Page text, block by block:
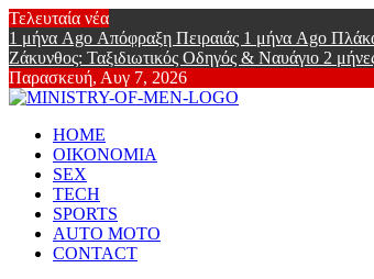
Skip
to
content
Τελευταία νέα
1 μήνα Ago Απόφραξη Πειραιάς 1 μήνα Ago
Ζάκυνθος: Ταξιδιωτικός Οδηγός & Ναυάγιο 2
Παρασκευή, Αυγ 7, 2026
Online Lifestyle περιοδικό για Aνδρες
Primary
Menu
HOME
ΟΙΚΟΝΟΜΙΑ
SEX
TECH
SPORTS
AUTO MOTO
CONTACT